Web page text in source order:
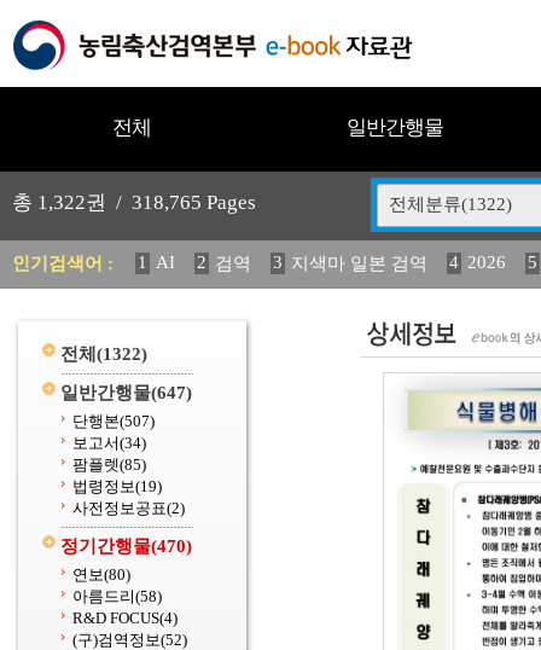
전체 일반간행물
총 1,322권 / 318,765 Pages 전체분류(1322)
인기검색어 : 1 AI 2 검역 3 지색마 일본 검역 4 2026
5
11 2025 12 중독성 식물 도감 13 媛 異 14
전체 (1322)
일반간행물(647)
단행본(507)
보고서(34)
팜플렛(85)
법령정보(19)
사전정보공표(2)
정기간행물(470)
연보(80)
아름드리(58)
R&D FOCUS(4)
(구)검역정보(52)